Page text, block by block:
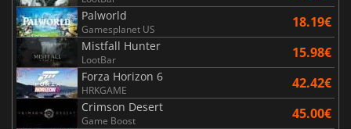
Palworld
Gamesplanet US 18.19€
Mistfall Hunter
LootBar 15.98€
Forza Horizon 6
HRKGAME 42.42€
Crimson Desert
Game Boost 45.00€